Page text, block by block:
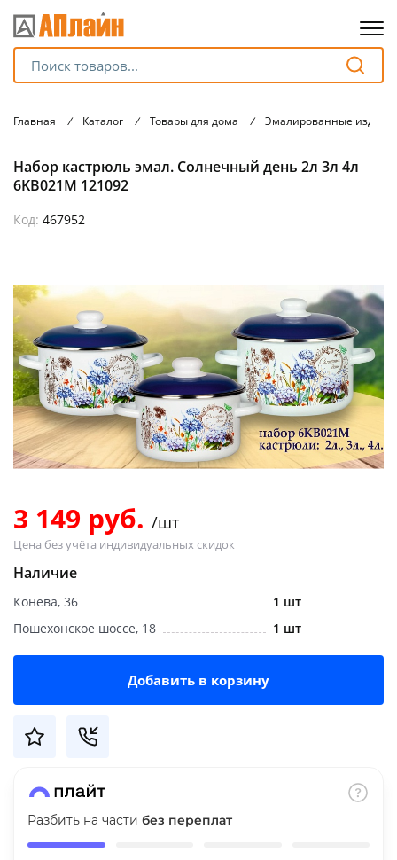
Главная / Каталог / Товары для дома / Эмалированные
Набор кастрюль эмал. Солнечный день 2л 3л 4л
6KB021M 121092
Код: 467952
3 149 руб. /шт
Цена без учёта индивидуальных скидок
Наличие
Конева, 36
1 шт
Пошехонское шоссе, 18
1 шт
Добавить в корзину
Разбить на части без переплат
оплатуна части
Сегодня
25%
Добавляйте товары
в корзину
Оплачивайте сегодня только
25 % картой любого банка
выбранный способом
списыватьсяс вашей карты
по25%каждые 2 недели
Подробнее
об оплате Плайтом